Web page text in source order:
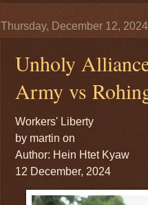
Thursday, December 12, 2024
Unholy
Army vs
Workers' Liberty
by martin on
Author: Hein Htet Kyaw
12 December, 2024